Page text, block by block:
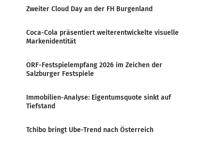
Zweiter Cloud Day an der FH Burgenland
Coca-Cola präsentiert weiterentwickelte visuelle
Markenidentität
ORF-Festspielempfang 2026 im Zeichen der
Salzburger Festspiele
Immobilien-Analyse: Eigentumsquote sinkt auf
Tiefstand
Tchibo bringt Ube-Trend nach Österreich